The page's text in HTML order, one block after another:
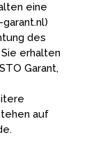
eine
des
erhalten
Garant,
auf